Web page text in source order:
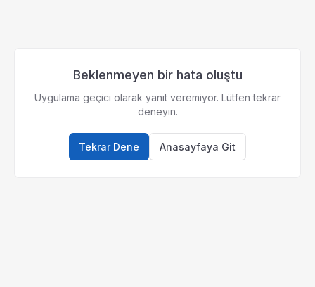
Beklenmeyen bir hata oluştu
Uygulama geçici olarak yanıt veremiyor. Lütfen tekrar
deneyin.
Tekrar Dene Anasayfaya Git